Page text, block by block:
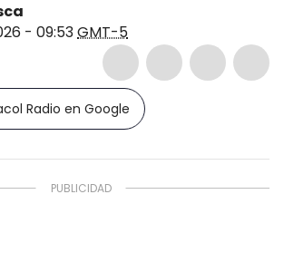
- 09:53GMT-5
Radio en Google